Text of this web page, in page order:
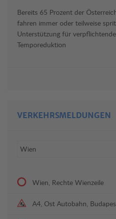
Bereits 65 Prozent der
fahren immer oder teilweise
Unterstützung für verpflichtende
Temporeduktion
VERKEHRSMELDUNGEN
Wien, Rechte Wienzeile
A4, Ost Autobahn,